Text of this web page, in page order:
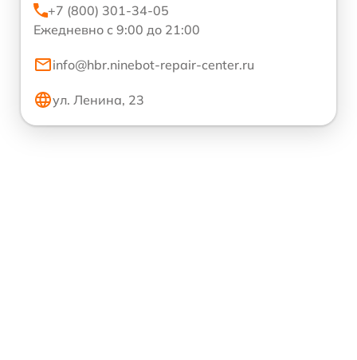
+7 (800) 301-34-05
Ежедневно с 9:00 до 21:00
info@hbr.ninebot-repair-center.ru
ул. Ленина, 23